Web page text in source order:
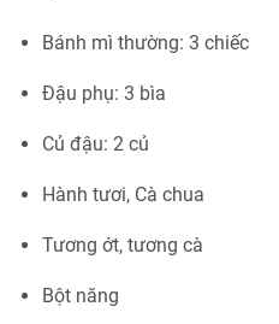
Bánh mì thường: 3 chiếc
Đậu phụ: 3 bìa
Củ đậu: 2 củ
Hành tươi, Cà chua
Tương ớt, tương cà
Bột năng